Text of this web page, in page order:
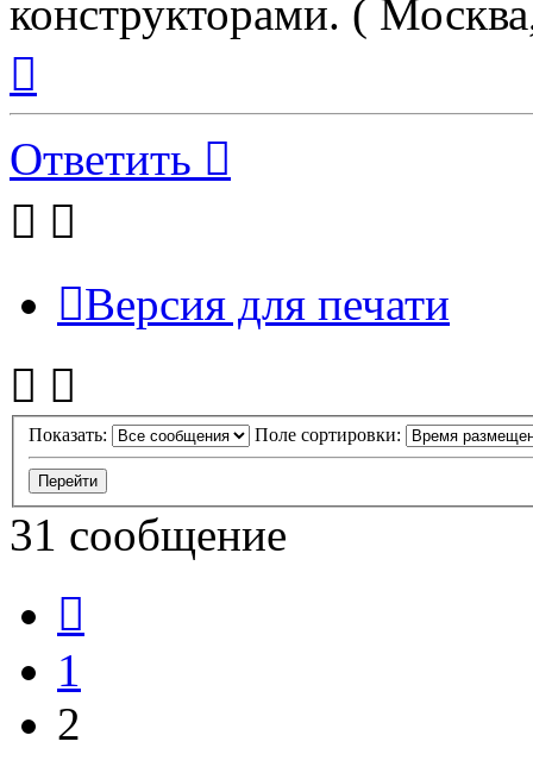
конструкторами. (
началу
Ответить
Версия для печати
Показать: Поле сортировки:
31 сообщение
1
2